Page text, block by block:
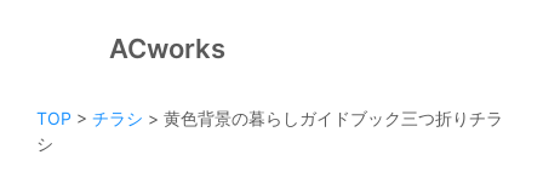
ACworks
TOP > チラシ > 黄色背景の暮らしガイドブック三つ折りチラ
シ